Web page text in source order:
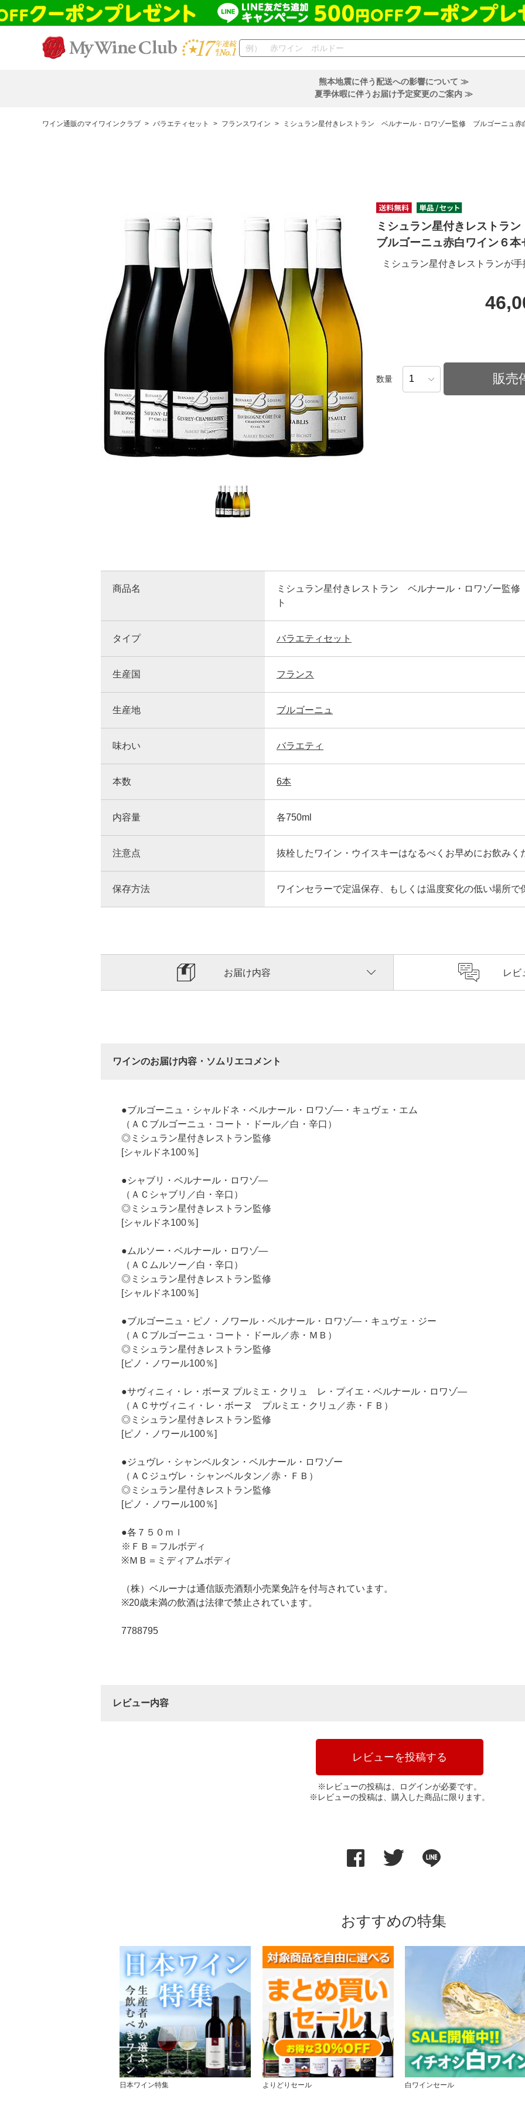
熊本地震に伴う配送への影響について ≫
夏季休暇に伴うお届け予定変更のご案内 ≫
ワイン通販のマイワインクラブ > バラエティセット > フランスワイン > ミシュラン星付きレストラン ベルナール・ロワゾー監修 ブルゴーニュ赤
ミシュラン星付きレストラ
ブルゴーニュ赤白ワイン６本
ミシュラン星付きレストランが
数量 販売
商品名
ミシュラン星付きレストラン ベルナール・ロワゾー監
ト
タイプ バラエティセット
生産国 フランス
生産地 ブルゴーニュ
味わい バラエティ
本数 6本
内容量 各750ml
注意点 抜栓したワイン・ウイスキーはなるべくお早めにお飲みく
保存方法 ワインセラーで定温保存、もしくは温度変化の低い場所で
お届け内容 レビ
ワインのお届け内容・ソムリエコメント
●ブルゴーニュ・シャルドネ・ベルナール・ロワゾ―・キュヴェ・エム
（ＡＣブルゴーニュ・コート・ドール／白・辛口）
◎ミシュラン星付きレストラン監修
[シャルドネ100％]
●シャブリ・ベルナール・ロワゾ―
（ＡＣシャブリ／白・辛口）
◎ミシュラン星付きレストラン監修
[シャルドネ100％]
●ムルソー・ベルナール・ロワゾ―
（ＡＣムルソー／白・辛口）
◎ミシュラン星付きレストラン監修
[シャルドネ100％]
●ブルゴーニュ・ピノ・ノワール・ベルナール・ロワゾ―・キュヴェ・ジー
（ＡＣブルゴーニュ・コート・ドール／赤・ＭＢ）
◎ミシュラン星付きレストラン監修
[ピノ・ノワール100％]
●サヴィニィ・レ・ボーヌ プルミエ・クリュ レ・プイエ・ベルナール・ロワゾ―
（ＡＣサヴィニィ・レ・ボーヌ プルミエ・クリュ／赤・ＦＢ）
◎ミシュラン星付きレストラン監修
[ピノ・ノワール100％]
●ジュヴレ・シャンベルタン・ベルナール・ロワゾー
（ＡＣジュヴレ・シャンベルタン／赤・ＦＢ）
◎ミシュラン星付きレストラン監修
[ピノ・ノワール100％]
●各７５０ｍｌ
※ＦＢ＝フルボディ
※ＭＢ＝ミディアムボディ
（株）ベルーナは通信販売酒類小売業免許を付与されています。
※20歳未満の飲酒は法律で禁止されています。
7788795
レビュー内容
レビューを投稿する
※レビューの投稿は、ログインが必要です。
※レビューの投稿は、購入した商品に限ります。
おすすめの特集
日本ワイン特集 よりどりセール 白ワインセール